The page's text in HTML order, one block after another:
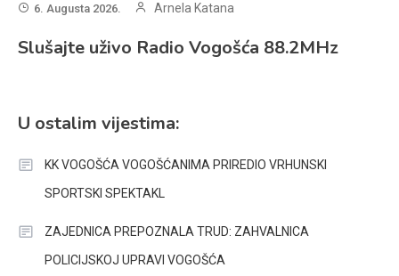
6. Augusta 2026. Arnela Katana
Slušajte uživo Radio Vogošća 88.2MHz
U ostalim vijestima:
KK VOGOŠĆA VOGOŠĆANIMA PRIREDIO VRHUNSKI
SPORTSKI SPEKTAKL
ZAJEDNICA PREPOZNALA TRUD: ZAHVALNICA
POLICIJSKOJ UPRAVI VOGOŠĆA